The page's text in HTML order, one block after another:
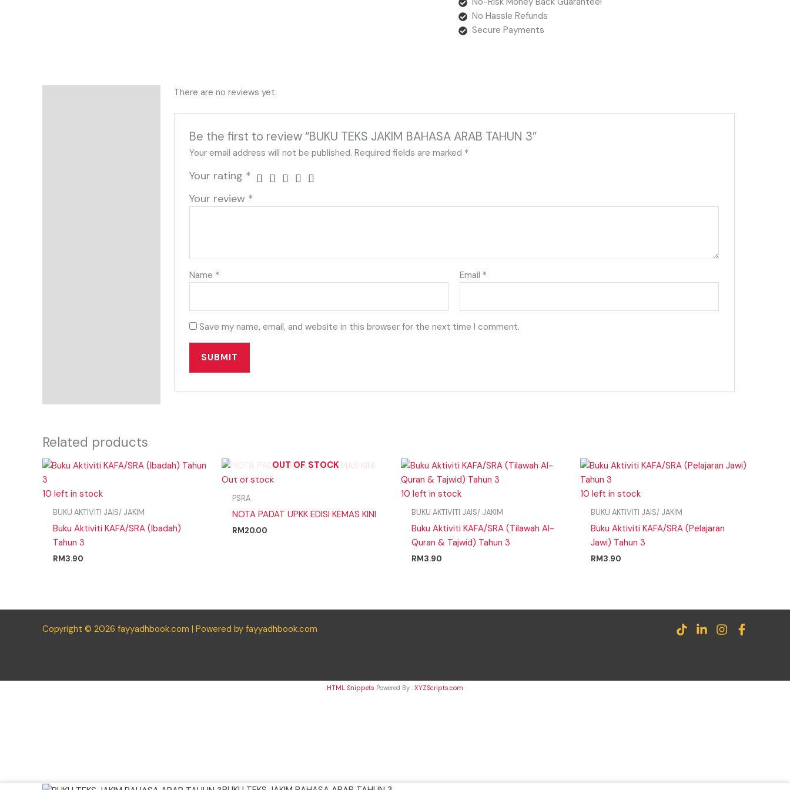
No Hassle Refunds
Secure Payments
There are no reviews yet.
Be the first to review “BUKU TEKS JAKIM BAHASA ARAB TAHUN 3”
Your email address will not be published. Required fields are marked *
Your rating *
Your review *
Name * Email *
Save my name, email, and website in this browser for the next time I comment.
Related products
10 left in stock
BUKU AKTIVITI JAIS/ JAKIM
Buku Aktiviti KAFA/SRA (Ibadah)
Tahun 3
RM3.90
OUT OF STOCK
Out of stock
PSRA
NOTA PADAT UPKK EDISI KEMAS KINI
RM20.00
10 left in stock
BUKU AKTIVITI JAIS/ JAKIM
Buku Aktiviti KAFA/SRA (Tilawah Al-
Quran & Tajwid) Tahun 3
RM3.90
10 left in stock
BUKU AKTIVITI JAIS/ JAKIM
Buku Aktiviti KAFA/SRA (Pelajaran
Jawi) Tahun 3
RM3.90
Copyright © 2026 fayyadhbook.com | Powered by fayyadhbook.com
HTML Snippets Powered By : XYZScripts.com